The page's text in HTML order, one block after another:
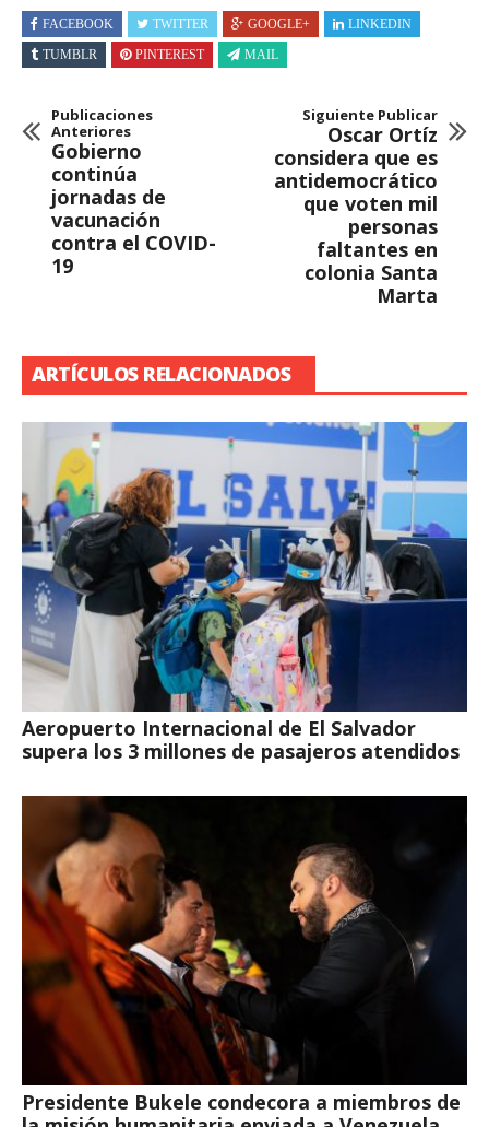
FACEBOOK TWITTER GOOGLE+
LINKEDIN
TUMBLR
PINTEREST MAIL
Publicaciones
Anteriores
Gobierno
continúa
jornadas de
vacunación
contra el COVID-
19
Siguiente Publicar
Oscar Ortíz
considera que es
antidemocrático
que voten mil
personas
faltantes en
colonia Santa
Marta
ARTÍCULOS RELACIONADOS
Aeropuerto Internacional de El Salvador
supera los 3 millones de pasajeros atendidos
Presidente Bukele condecora a miembros de